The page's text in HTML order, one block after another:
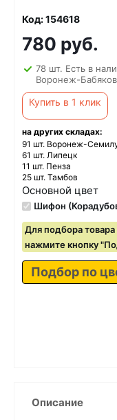
Код: 154618
780 руб.
78 шт. Есть в
Воронеж-
Купить в 1 клик
на других складах:
91 шт. Воронеж-
61 шт. Липецк
11 шт. Пенза
25 шт. Тамбов
Основной цвет
Шифон
Для подбора
нажмите кнопку
Подбор по
Описание